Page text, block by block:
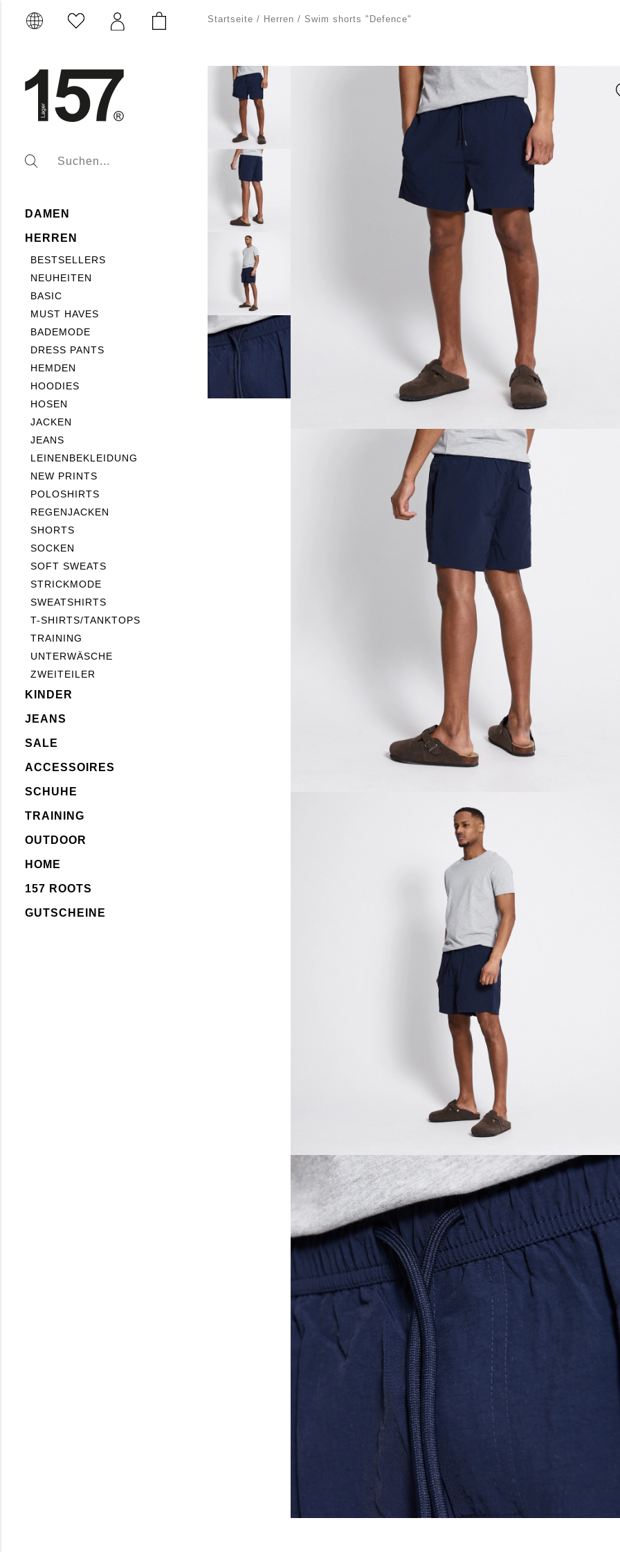
DAMEN
HERREN
BESTSELLERS
NEUHEITEN
BASIC
MUST HAVES
BADEMODE
DRESS PANTS
HEMDEN
HOODIES
HOSEN
JACKEN
JEANS
LEINENBEKLEIDUNG
NEW PRINTS
POLOSHIRTS
REGENJACKEN
SHORTS
SOCKEN
SOFT SWEATS
STRICKMODE
SWEATSHIRTS
T-SHIRTS/TANKTOPS
TRAINING
UNTERWÄSCHE
ZWEITEILER
KINDER
JEANS
SALE
ACCESSOIRES
SCHUHE
TRAINING
OUTDOOR
HOME
157 ROOTS
GUTSCHEINE
Startseite / Herren / Swim shorts "Defence"